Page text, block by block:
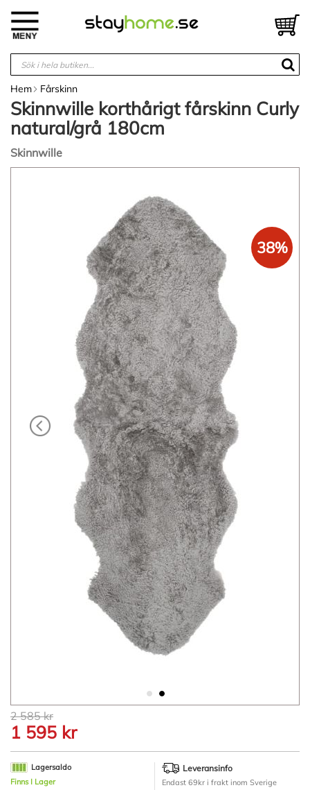
innehållet
Hem Fårskinn
Skinnwille korthårigt fårskinn Curly
natural/grå 180cm
Skinnwille
Hoppa
till
början
av
bildgalleriet
38%
2 585 kr
1 595 kr
Lagersaldo
Finns I Lager
Leveransinfo
Endast 69kr i frakt inom Sverige